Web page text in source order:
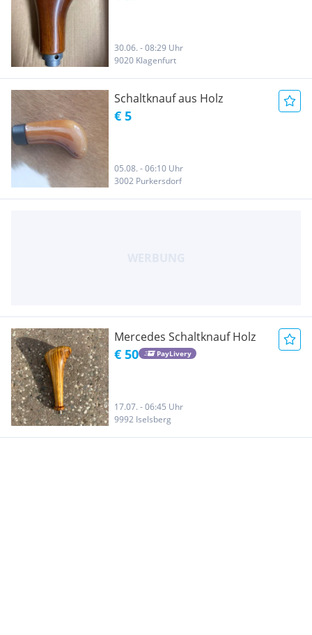
30.06. - 08:29 Uhr
9020 Klagenfurt
Schaltknauf aus Holz
€ 5
05.08. - 06:10 Uhr
3002 Purkersdorf
Mercedes Schaltknauf Holz
€ 50 PayLivery
17.07. - 06:45 Uhr
9992 Iselsberg